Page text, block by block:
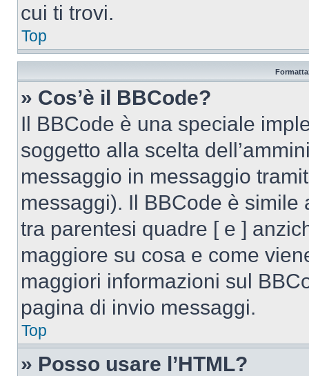
cui ti trovi.
Top
» Cos’è il BBCode?
Il BBCode è una speciale
soggetto alla scelta
messaggio in messaggio
messaggi). Il BBCode è simile
tra parentesi quadre [ e ]
maggiore su cosa e come
maggiori informazioni sul
pagina di invio messaggi.
Top
» Posso usare l’HTML?